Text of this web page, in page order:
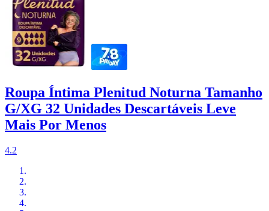
Roupa Íntima Plenitud Noturna Tamanho
G/XG 32 Unidades Descartáveis Leve
Mais Por Menos
4.2